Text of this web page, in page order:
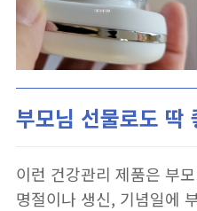
부모님 선물로도 딱
이런 건강관리 제품은 부
명절이나 생신, 기념일에